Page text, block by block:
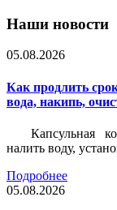
Наши новости
05.08.2026
Как продлить
вода, накипь,
Капсульная
налить воду,
Подробнее
05.08.2026